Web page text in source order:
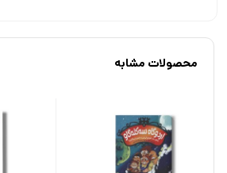
محصولات مشابه